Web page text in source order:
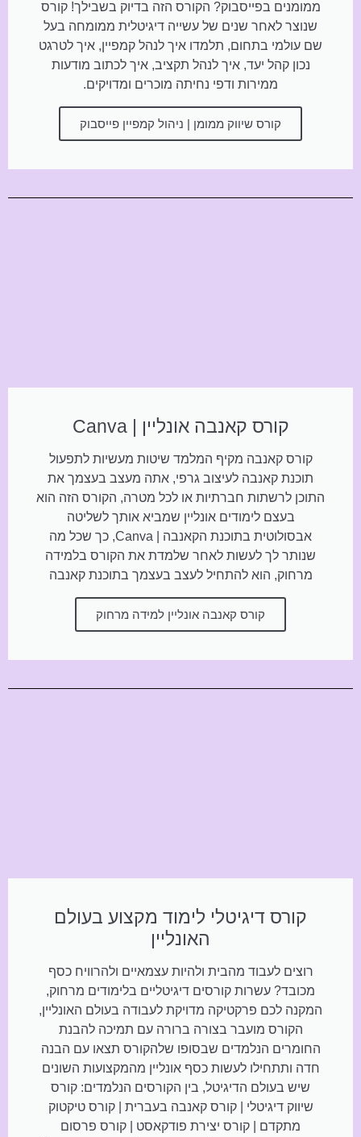
ממומנים בפייסבוק? הקורס הזה בדיוק בשבילך! קורס
שנוצר לאחר שנים של עשייה דיגיטלית ממומחה בעל
שם עולמי בתחום, תלמדו איך לנהל קמפיין, איך לטרגט
נכון קהל יעד, איך לנהל תקציב, איך לכתוב מודעות
ממירות ודפי נחיתה מוכרים ומדויקים.
קורס שיווק ממומן | ניהול קמפיין פייסבוק
קורס קאנבה אונליין | Canva
קורס קאנבה מקיף המלמד שיטות מעשיות לתפעול
תוכנת קאנבה לעיצוב גרפי, אתה מעצב בעצמך את
התוכן לרשתות חברתיות או לכל מטרה, הקורס הזה הוא
בעצם לימודים אונליין שמביא אותך לשליטה
אבסולוטית בתוכנת הקאנבה | Canva, כך שכל מה
שנותר לך לעשות לאחר שלמדת את הקורס בלמידה
מרחוק, הוא להתחיל לעצב בעצמך בתוכנת קאנבה
קורס קאנבה אונליין למידה מרחוק
קורס דיגיטלי לימוד מקצוע בעולם
האונליין
רוצים לעבוד מהבית ולהיות עצמאיים ולהרוויח כסף
מכובד? עשרות קורסים דיגיטליים בלימודים מרחוק,
המקנה לכם פרקטיקה מדויקת לעבודה בעולם האונליין,
הקורס מועבר בצורה ברורה עם תמיכה להבנת
החומרים הנלמדים שבסופו שלהקורס תצאו עם הבנה
חדה ותתחילו לעשות כסף אונליין מהמקצועות השונים
שיש בעולם הדיגיטל, בין הקורסים הנלמדים: קורס
שיווק דיגיטלי | קורס קאנבה בעברית | קורס טיקטוק
מתקדם | קורס יצירת פודקאסט | קורס פרסום